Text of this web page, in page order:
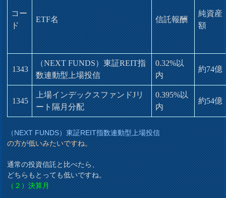
コー
ド
ETF名 信託報酬
純資産
額
1343
（NEXT FUNDS）東証REIT指
数連動型上場投信
0.32%以
内
約74億
1345
上場インデックスファンドJリ
ート隔月分配
0.395%以
内
約54億
（NEXT FUNDS）東証REIT指数連動型上場投信
の方が低いみたいですね。
通常の投資信託と比べたら、
どちらもとっても低いですね。
（２）決算月